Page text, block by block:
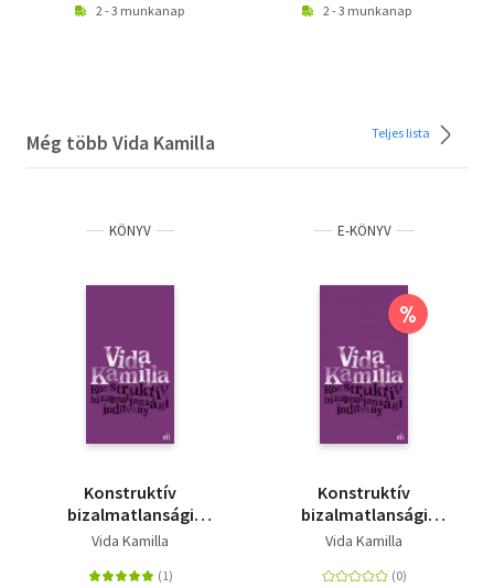
2 - 3 munkanap 2 - 3 munkanap
Még több Vida Kamilla Teljes lista
KÖNYV
Konstruktív
bizalmatlansági
indítvány
Vida Kamilla
E-KÖNYV
%
Konstruktív
bizalmatlansági
indítvány
Vida Kamilla